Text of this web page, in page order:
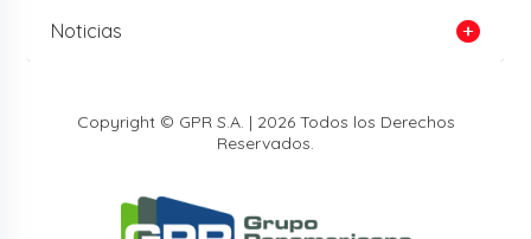
Noticias
Copyright © GPR S.A. | 2026 Todos los Derechos
Reservados.